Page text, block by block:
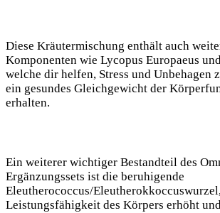
Diese Kräutermischung enthält auch
Komponenten wie Lycopus Europaeus
welche dir helfen, Stress und Unbehagen
ein gesundes Gleichgewicht der
erhalten.
Ein weiterer wichtiger Bestandteil des
Ergänzungssets ist die beruhigende
Eleutherococcus/
Leistungsfähigkeit des Körpers erhöht